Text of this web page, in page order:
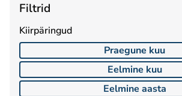
Filtrid
Kiirpäringud
Praegune kuu
Eelmine kuu
Eelmine aasta